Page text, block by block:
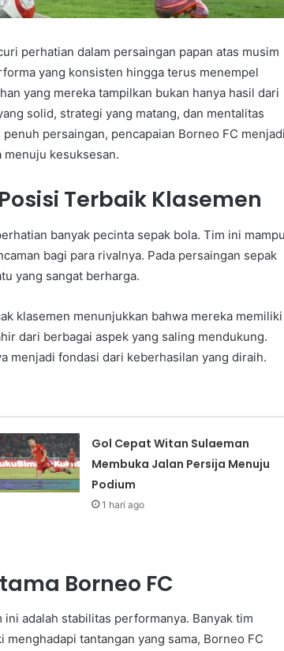
perhatian dalam persaingan papan atas musim
yang konsisten hingga terus menempel
yang mereka tampilkan bukan hanya hasil dari
solid, strategi yang matang, dan mentalitas
persaingan, pencapaian Borneo FC menjadi
kesuksesan.
Terbaik Klasemen
banyak pecinta sepak bola. Tim ini mampu
bagi para rivalnya. Pada persaingan sepak
yang sangat berharga.
klasemen menunjukkan bahwa mereka memiliki
dari berbagai aspek yang saling mendukung.
menjadi fondasi dari keberhasilan yang diraih.
Gol Cepat Witan Sulaeman
Membuka Jalan Persija Menuju
Podium
1 hari ago
Borneo FC
adalah stabilitas performanya. Banyak tim
tantangan yang sama, Borneo FC